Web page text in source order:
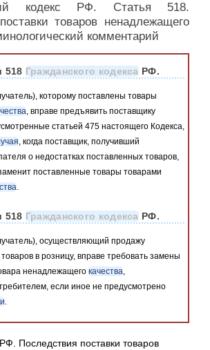
кодекс РФ. Статья 518.
товаров ненадлежащего
комментарий
518 Гражданского кодекса РФ.
которому поставлены товары
, вправе предъявить поставщику
статьей 475 настоящего Кодекса,
, когда поставщик, получивший
о недостатках поставленных товаров,
поставленные товары товарами
.
518 Гражданского кодекса РФ.
осуществляющий продажу
в розницу, вправе требовать замены
ненадлежащего качества,
если иное не предусмотрено
.